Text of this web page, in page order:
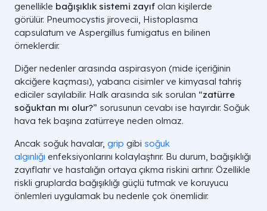
genellikle bağışıklık sistemi zayıf olan kişilerde
görülür. Pneumocystis jirovecii, Histoplasma
capsulatum ve Aspergillus fumigatus en bilinen
örneklerdir.
Diğer nedenler arasında aspirasyon (mide içeriğinin
akciğere kaçması), yabancı cisimler ve kimyasal tahriş
ediciler sayılabilir. Halk arasında sık sorulan “zatürre
soğuktan mı olur?” sorusunun cevabı ise hayırdır. Soğuk
hava tek başına zatürreye neden olmaz.
Ancak soğuk havalar, grip gibi soğuk
algınlığı enfeksiyonlarını kolaylaştırır. Bu durum, bağışıklığı
zayıflatır ve hastalığın ortaya çıkma riskini artırır. Özellikle
riskli gruplarda bağışıklığı güçlü tutmak ve koruyucu
önlemleri uygulamak bu nedenle çok önemlidir.